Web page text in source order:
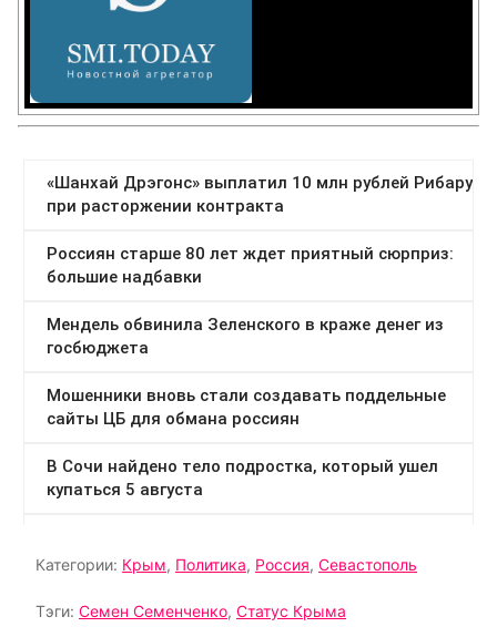
Категории: Крым, Политика, Россия, Севастополь
Тэги: Семен Семенченко, Статус Крыма